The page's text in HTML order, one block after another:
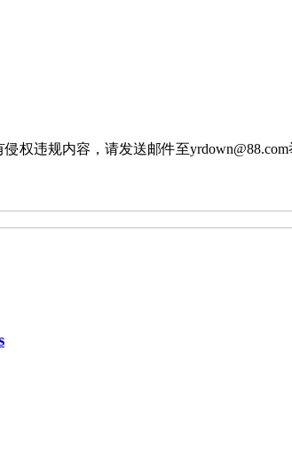
权违规内容，请发送邮件至